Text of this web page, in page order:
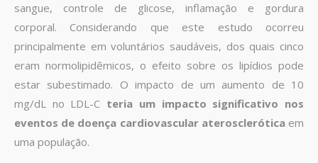
sangue, controle de glicose, inflamação e gordura
corporal. Considerando que este estudo ocorreu
principalmente em voluntários saudáveis, dos quais cinco
eram normolipidêmicos, o efeito sobre os lipídios pode
estar subestimado. O impacto de um aumento de 10
mg/dL no LDL-C teria um impacto significativo nos
eventos de doença cardiovascular ateroscleróticaem
uma população.